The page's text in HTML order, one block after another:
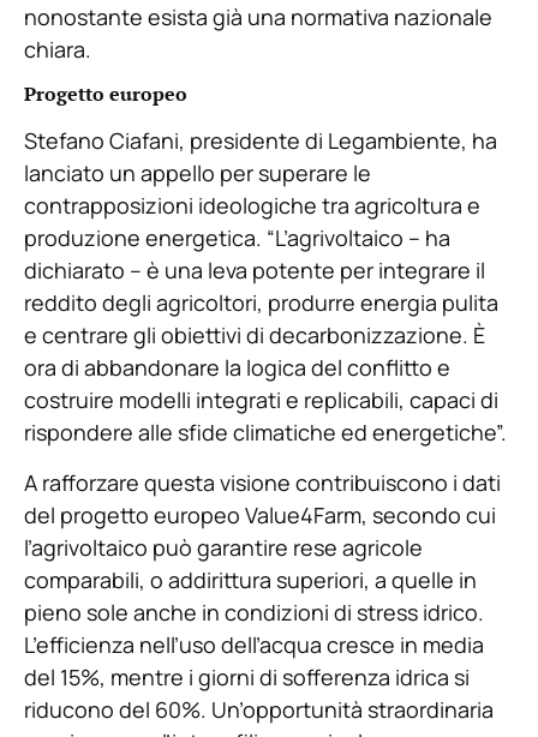
nonostante esista già una normativa nazionale
chiara.
Progetto europeo
Stefano Ciafani, presidente di Legambiente, ha
lanciato un appello per superare le
contrapposizioni ideologiche tra agricoltura e
produzione energetica. “L’agrivoltaico – ha
dichiarato – è una leva potente per integrare il
reddito degli agricoltori, produrre energia pulita
e centrare gli obiettivi di decarbonizzazione. È
ora di abbandonare la logica del conflitto e
costruire modelli integrati e replicabili, capaci di
rispondere alle sfide climatiche ed energetiche”.
A rafforzare questa visione contribuiscono i dati
del progetto europeo Value4Farm, secondo cui
l’agrivoltaico può garantire rese agricole
comparabili, o addirittura superiori, a quelle in
pieno sole anche in condizioni di stress idrico.
L’efficienza nell’uso dell’acqua cresce in media
del 15%, mentre i giorni di sofferenza idrica si
riducono del 60%. Un’opportunità straordinaria